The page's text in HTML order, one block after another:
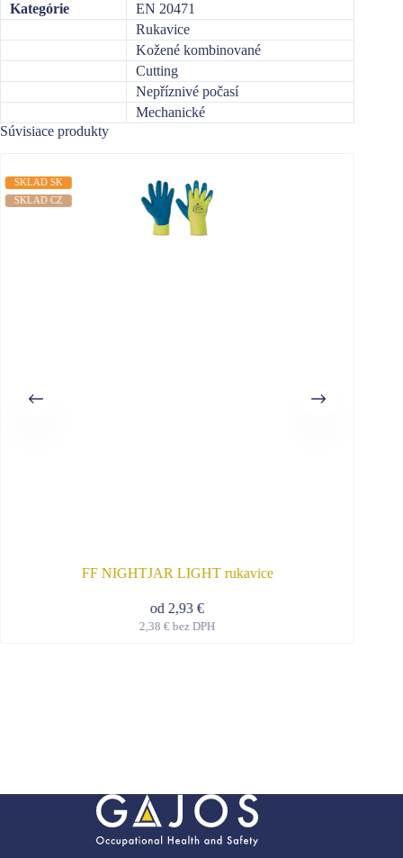
Kategórie
EN 20471
Rukavice
Kožené kombinované
Cutting
Nepříznivé počasí
Mechanické
Súvisiace produkty
SKLAD SK
SKLAD CZ
FF NIGHTJAR LIGHT rukavice
od2,93€
2,38€ bez DPH
stránke
produktu.